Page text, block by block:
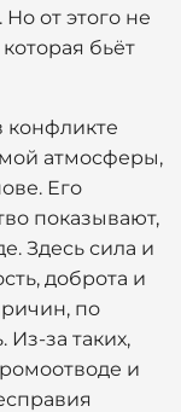
от этого не
бьёт
конфликте
атмосферы,
Его
показывают,
Здесь сила и
доброта и
по
Из-за таких,
и